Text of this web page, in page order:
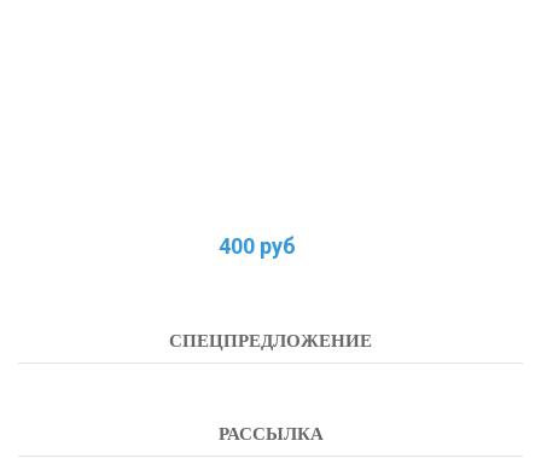
400 руб
СПЕЦПРЕДЛОЖЕНИЕ
РАССЫЛКА